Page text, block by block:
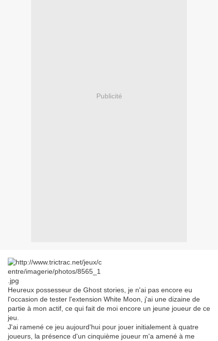
Publicité
Heureux possesseur de Ghost stories, je n'ai pas encore eu
l'occasion de tester l'extension White Moon, j'ai une dizaine de
partie à mon actif, ce qui fait de moi encore un jeune joueur de ce
jeu.
J'ai ramené ce jeu aujourd'hui pour jouer initialement à quatre
joueurs, la présence d'un cinquième joueur m'a amené à me